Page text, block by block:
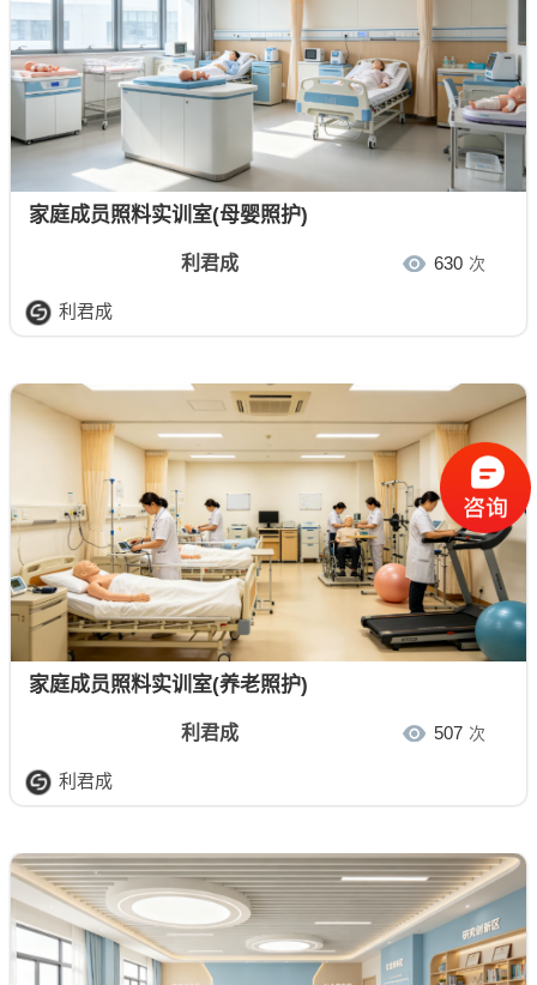
家庭成员照料实训室(母婴照护)
利君成
利君成
630 次
家庭成员照料实训室(养老照护)
利君成
利君成
507 次